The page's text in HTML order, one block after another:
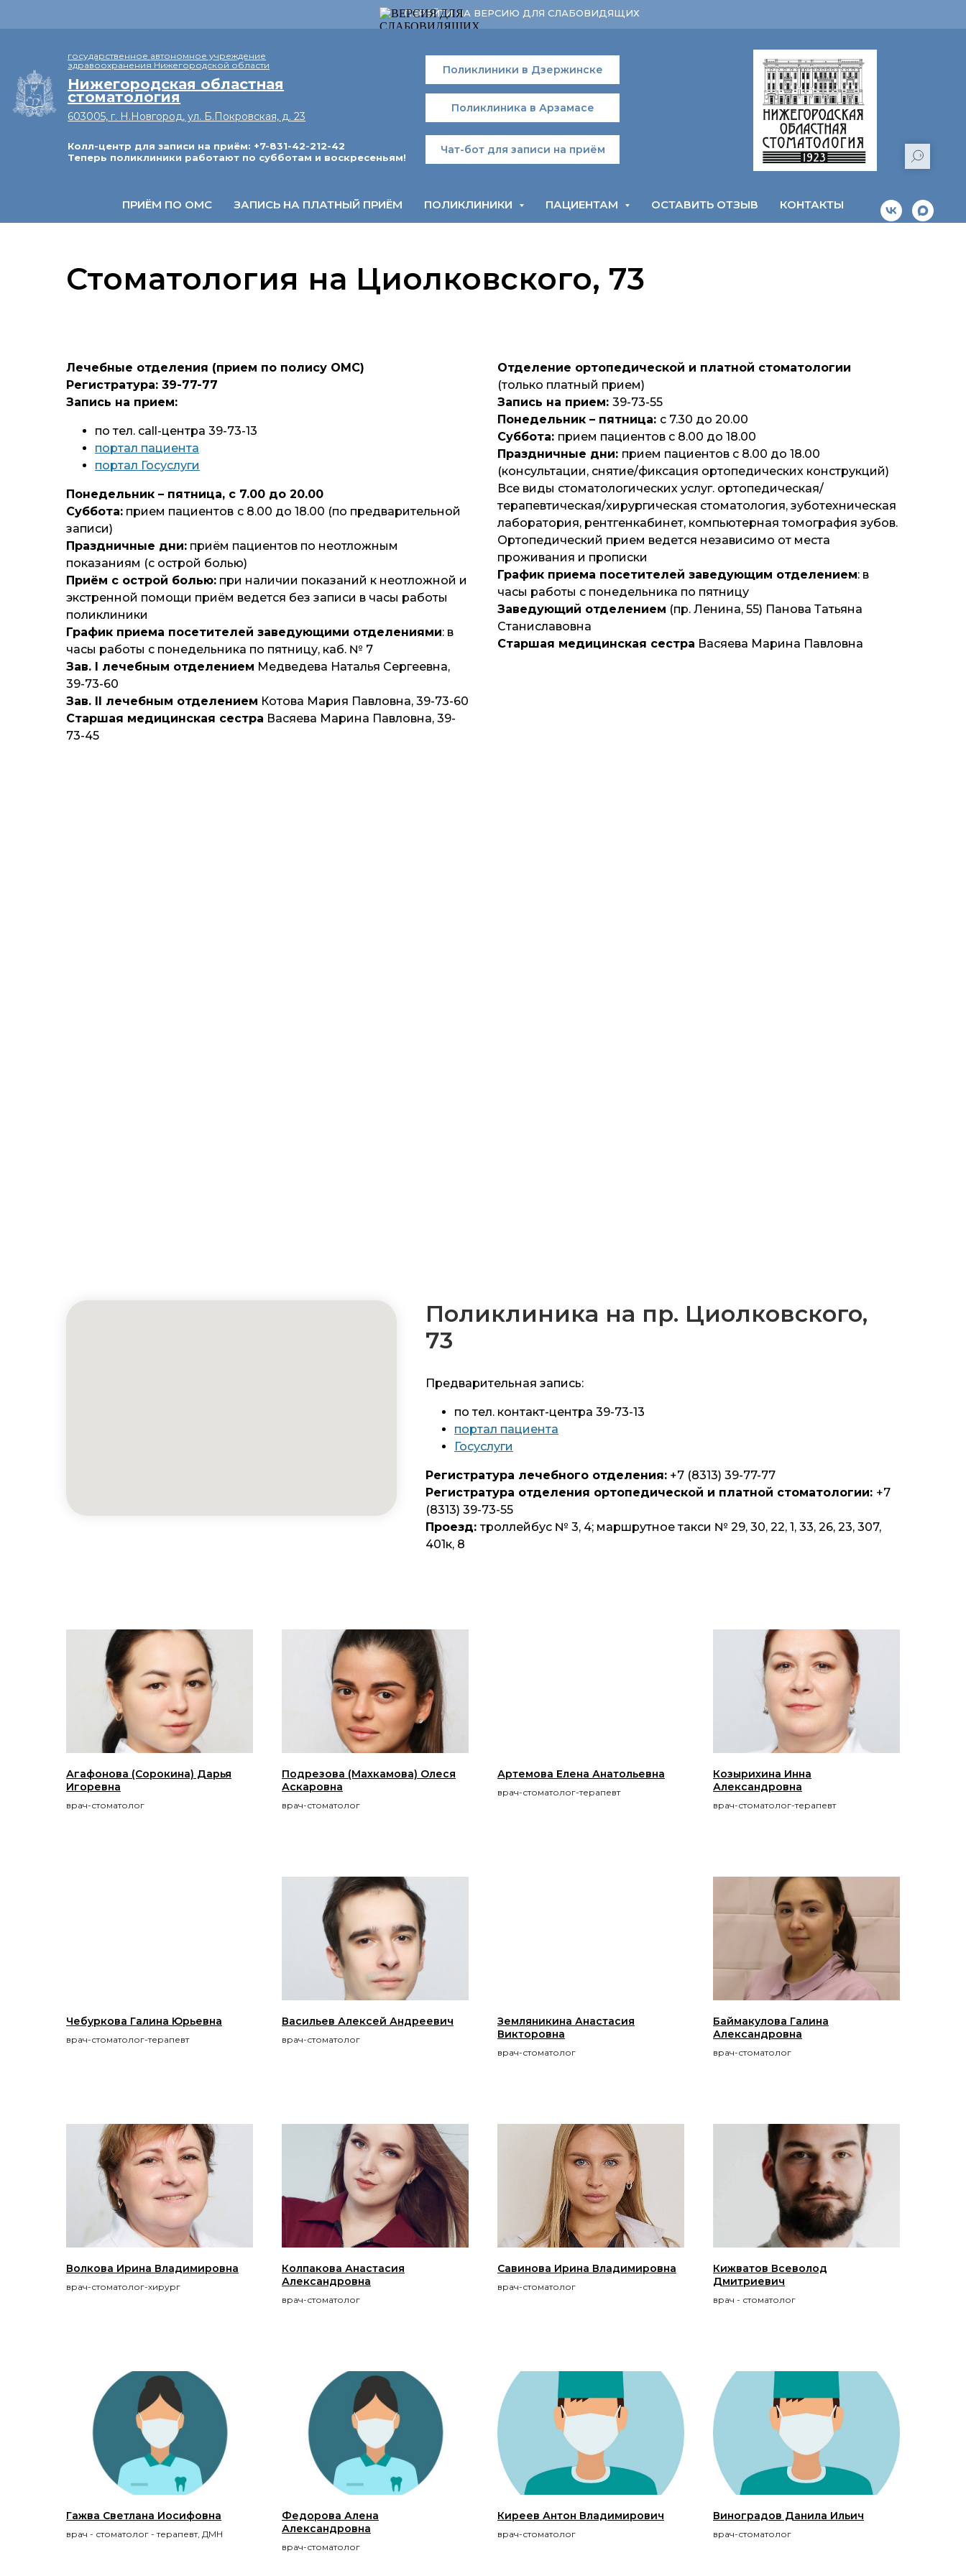
ПЕРЕЙТИ НА ВЕРСИЮ ДЛЯ СЛАБОВИДЯЩИХ
государственное автономное учреждение
здравоохранения Нижегородской области
Нижегородская областная
стоматология
Колл-центр для записи на приём: +7-831-42-212-42
Теперь поликлиники работают по субботам и воскресеньям!
603005, г. Н.Новгород, ул. Б.Покровская, д. 23
Поликлиника в Арзамасе
Чат-бот для записи на приём
Поликлиники в Дзержинске
ПРИЁМ ПО ОМС ЗАПИСЬ НА ПЛАТНЫЙ ПРИЁМ ПОЛИКЛИНИКИ ПАЦИЕНТАМ ОСТАВИТЬ ОТЗЫВ КОНТАКТЫ
Стоматология на Циолковского, 73
Лечебные отделения (прием по полису ОМС)
Регистратура: 39-77-77
Запись на прием:
по тел. call-центра 39-73-13
портал пациента
портал Госуслуги
Понедельник – пятница, с 7.00 до 20.00
Суббота: прием пациентов с 8.00 до 18.00 (по предварительной
записи)
Праздничные дни: приём пациентов по неотложным
показаниям (с острой болью)
Приём с острой болью: при наличии показаний к неотложной и
экстренной помощи приём ведется без записи в часы работы
поликлиники
График приема посетителей заведующими отделениями: в
часы работы с понедельника по пятницу, каб. № 7
Зав. I лечебным отделением Медведева Наталья Сергеевна,
39-73-60
Зав. II лечебным отделением Котова Мария Павловна, 39-73-60
Старшая медицинская сестра Васяева Марина Павловна, 39-
73-45
Отделение ортопедической и платной стоматологии
(только платный прием)
Запись на прием: 39-73-55
Понедельник – пятница: с 7.30 до 20.00
Суббота: прием пациентов с 8.00 до 18.00
Праздничные дни: прием пациентов с 8.00 до 18.00
(консультации, снятие/фиксация ортопедических конструкций)
Все виды стоматологических услуг. ортопедическая/
терапевтическая/хирургическая стоматология, зуботехническая
лаборатория, рентгенкабинет, компьютерная томография зубов.
Ортопедический прием ведется независимо от места
проживания и прописки
График приема посетителей заведующим отделением: в
часы работы с понедельника по пятницу
Заведующий отделением (пр. Ленина, 55) Панова Татьяна
Станиславовна
Старшая медицинская сестра Васяева Марина Павловна
Поликлиника на пр. Циолковского,
73
Предварительная запись:
по тел. контакт-центра 39-73-13
портал пациента
Госуслуги
Регистратура лечебного отделения: +7 (8313) 39-77-77
Регистратура отделения ортопедической и платной стоматологии: +7
(8313) 39-73-55
Проезд:троллейбус № 3, 4; маршрутное такси № 29, 30, 22, 1, 33, 26, 23, 307,
401к, 8
Агафонова (Сорокина) Дарья
Игоревна
врач-стоматолог
Подрезова (Махкамова) Олеся
Аскаровна
врач-стоматолог
Артемова Елена Анатольевна
врач-стоматолог-терапевт
Козырихина Инна
Александровна
врач-стоматолог-терапевт
Чебуркова Галина Юрьевна
врач-стоматолог-терапевт
Васильев Алексей Андреевич
врач-стоматолог
Земляникина Анастасия
Викторовна
врач-стоматолог
Баймакулова Галина
Александровна
врач-стоматолог
Волкова Ирина Владимировна
врач-стоматолог-хирург
Колпакова Анастасия
Александровна
врач-стоматолог
Савинова Ирина Владимировна
врач-стоматолог
Кижватов Всеволод
Дмитриевич
врач - стоматолог
Гажва Светлана Иосифовна
врач - стоматолог - терапевт, ДМН
Федорова Алена
Александровна
врач-стоматолог
Киреев Антон Владимирович
врач-стоматолог
Виноградов Данила Ильич
врач-стоматолог